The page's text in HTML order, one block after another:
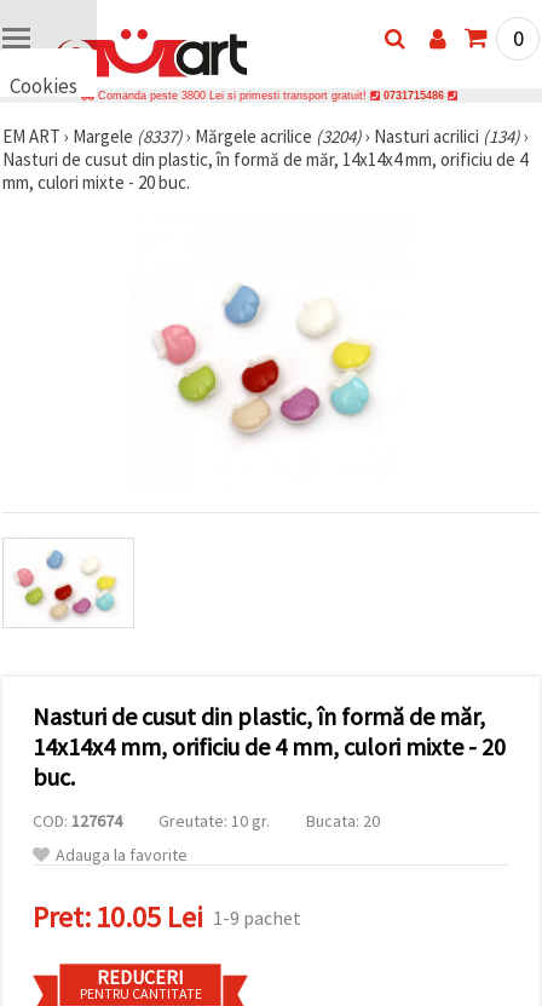
Cookies
vrem să vă
oferim
câteva
cookie -uri.
vizitele.
Puteți fi de
acord să
utilizați
toate
site!" Sau să
vă indicați
preferințele
în setări
selectând
cookie -uri
dat și
făcând clic
"Salvați"
Аcceptati
toate!
0
Comanda peste 3800 Lei si primesti transport gratuit! 0731715486
EM ART › Margele (8337)› Mărgele acrilice (3204)› Nasturi acrilici (134)›
Nasturi de cusut din plastic, în formă de măr, 14x14x4 mm, orificiu de 4
mm, culori mixte - 20 buc.
Nasturi de cusut din plastic, în formă de măr,
14x14x4 mm, orificiu de 4 mm, culori mixte - 20
buc.
COD: 127674 Greutate: 10 gr.
Bucata: 20
Adauga la favorite
Pret:10.05 Lei 1-9 pachet
REDUCERI
PENTRU CANTITATE